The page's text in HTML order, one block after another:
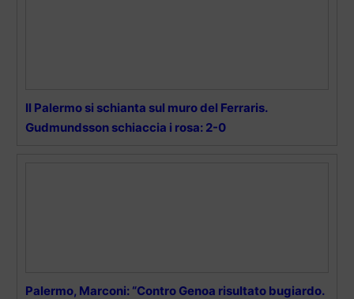
Il Palermo si schianta sul muro del Ferraris.
Gudmundsson schiaccia i rosa: 2-0
Palermo, Marconi: “Contro Genoa risultato bugiardo.